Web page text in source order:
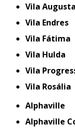
Vila Augusta
Vila Endres
Vila Fátima
Vila Hulda
Vila
Vila Rosália
Alphaville
Alphaville